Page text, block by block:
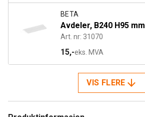
BETA
Avdeler, B240 H95 mm
Art. nr: 31070
15,-eks. MVA
VIS FLERE